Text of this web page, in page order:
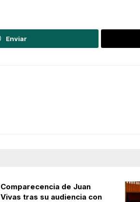
Enviar
Comparecencia de Juan
Vivas tras su audiencia con